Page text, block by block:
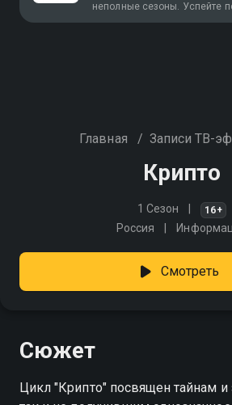
неполные сезоны. Успейте
Главная / Записи ТВ-
Крипто
1 Сезон 16+
Россия
Смотреть
Сюжет
Цикл "Крипто" посвящен тайнам и